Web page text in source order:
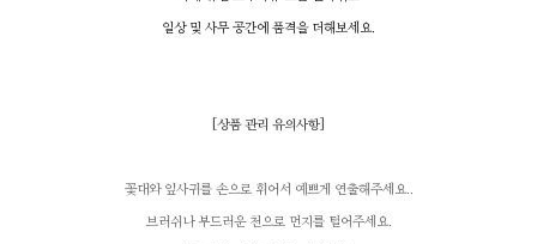
일상 및 사무 공간에 품격을 더해보세요.
상품 관리 유의사항
꽃대와 잎사귀를 손으로 휘어서 예쁘게 연출해주세요..
브러쉬나 부드러운 천으로 먼지를 털어주세요.